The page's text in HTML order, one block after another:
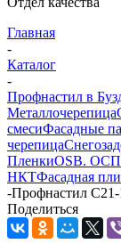
Главная
-
Каталог
-
Профнастил в
Металлочерепица
смесиФасадные
черепица
ПленкиOSB.
НКТФасадная
-Профнастил
Поделиться